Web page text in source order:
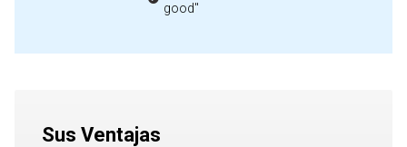
good"
Sus Ventajas